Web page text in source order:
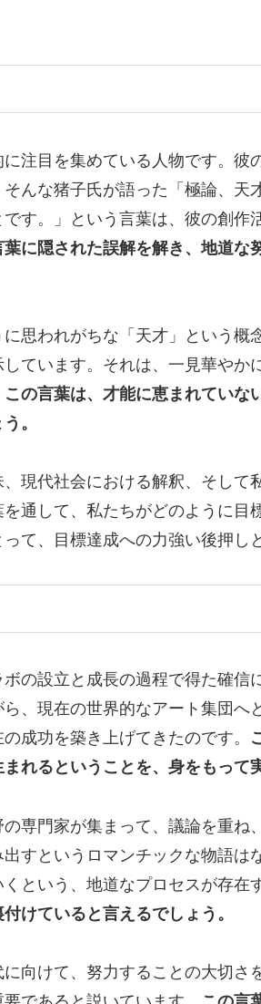
注目を集めている人物です。
んな猪子氏が語った「極論、
す。」という言葉は、彼の創
葉に隠された誤解を解き、地道
思われがちな「天才」という
ています。それは、一見華や
この言葉は、才能に恵まれていな
。
現代社会における解釈、そし
通して、私たちがどのように
て、目標達成への力強い後押し
の設立と成長の過程で得た確信
、現在の世界的なアート集団
成功を築き上げてきたのです。
れるということを、身をもって
専門家が集まって、議論を重
すというロマンチックな物語
という、地道なプロセスが存在
けていると言えるでしょう。
向けて、努力することの大切